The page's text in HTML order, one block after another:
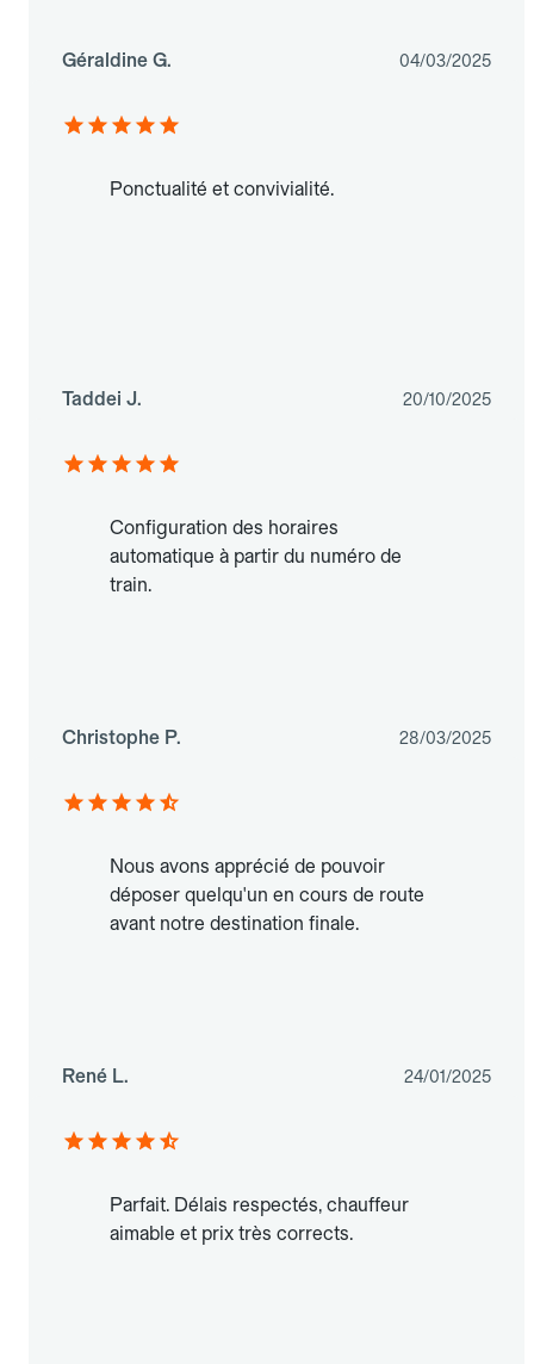
Géraldine G. 04/03/2025
Ponctualité et convivialité.
Taddei J. 20/10/2025
Configuration des horaires
automatique à partir du numéro de
train.
Christophe P. 28/03/2025
Nous avons apprécié de pouvoir
déposer quelqu'un en cours de route
avant notre destination finale.
René L. 24/01/2025
Parfait. Délais respectés, chauffeur
aimable et prix très corrects.